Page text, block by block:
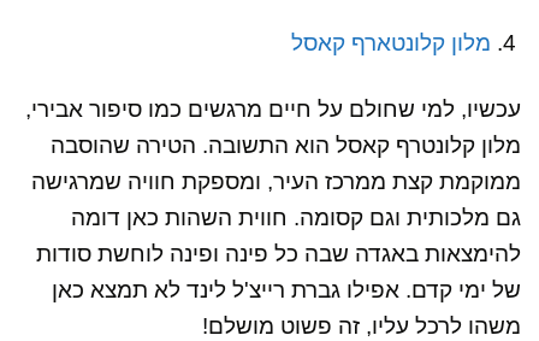
מלון קלונטארף קאסל
עכשיו, למי שחולם על חיים מרגשים כמו סיפור אבירי,
מלון קלונטרף קאסל הוא התשובה. הטירה שהוסבה
ממוקמת קצת ממרכז העיר, ומספקת חוויה שמרגישה
גם מלכותית וגם קסומה. חווית השהות כאן דומה
להימצאות באגדה שבה כל פינה ופינה לוחשת סודות
של ימי קדם. אפילו גברת רייצ'ל לינד לא תמצא כאן
משהו לרכל עליו, זה פשוט מושלם!